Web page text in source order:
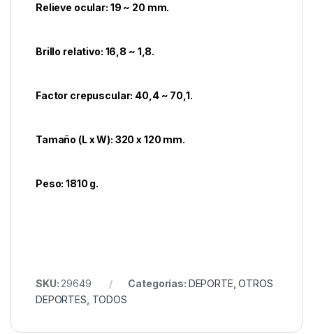
Relieve ocular: 19 ~ 20 mm.
Brillo relativo: 16,8 ~ 1,8.
Factor crepuscular: 40,4 ~ 70,1.
Tamaño (L x W): 320 x 120 mm.
Peso: 1810 g.
SKU: 29649 Categorías: DEPORTE ,OTROS
DEPORTES TODOS